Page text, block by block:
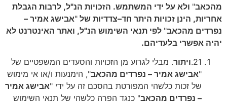
מהכאב" ולא על ידי המשתמש. הזכויות הנ"ל, לרבות הגבלת
אחריות, הינן זכויות היתר חד–צדדיות של "אבישג אמיר –
נפרדים מהכאב" לפי תנאי השימוש הנ"ל, ואתר האינטרנט לא
יהיה אפשרי בלעדיהם.
21. ויתור. מבלי לגרוע מן הזכויות והסעדים המשפטיים של
"אבישג אמיר – נפרדים מהכאב", הימנעות ו/או אי מימוש
של זכות כלשהי המפורטת בהסכם זה על ידי "אבישג אמיר
– נפרדים מהכאב" כנגד הפרה כלשהי של תנאי השימוש